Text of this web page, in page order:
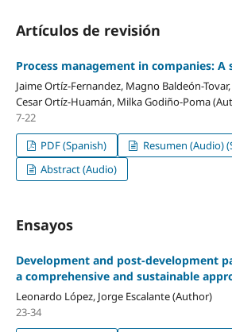
Artículos de revisión
Process management in companies: A
Jaime Ortíz-Fernandez, Magno Baldeón-
Cesar Ortíz-Huamán, Milka Godiño-Poma
7-22
PDF (Spanish)
Resumen (Audio)
Abstract (Audio)
Ensayos
Development and post-development
a comprehensive and sustainable
Leonardo López, Jorge Escalante (Author)
23-34